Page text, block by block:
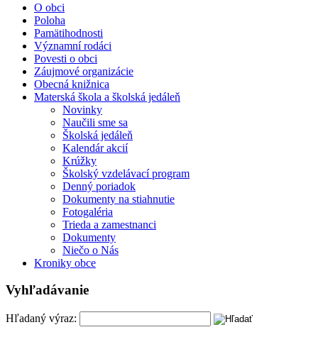
O obci
Poloha
Pamätihodnosti
Významní rodáci
Povesti o obci
Záujmové organizácie
Obecná knižnica
Materská škola a školská jedáleň
Novinky
Naučili sme sa
Školská jedáleň
Kalendár akcií
Krúžky
Školský vzdelávací program
Denný poriadok
Dokumenty na stiahnutie
Fotogaléria
Trieda a zamestnanci
Dokumenty
Niečo o Nás
Kroniky obce
Vyhľadávanie
Hľadaný výraz: